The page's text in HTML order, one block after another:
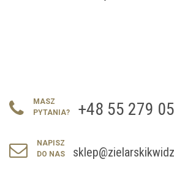
MASZ
PYTANIA?
+48 55 279
NAPISZ
DO NAS